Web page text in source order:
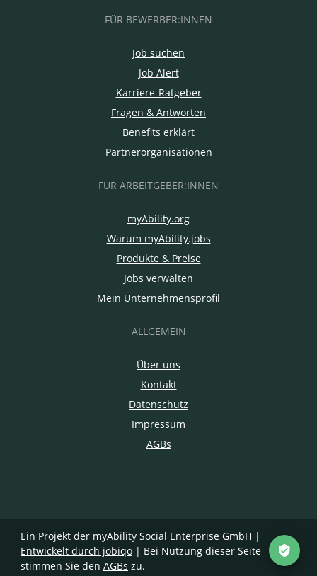
FÜR BEWERBER:INNEN
Job suchen
Job Alert
Karriere-Ratgeber
Fragen & Antworten
Benefits erklärt
Partnerorganisationen
FÜR ARBEITGEBER:INNEN
myAbility.org
Warum myAbility.jobs
Produkte & Preise
Jobs verwalten
Mein Unternehmensprofil
ALLGEMEIN
Über uns
Kontakt
Datenschutz
Impressum
AGBs
Ein Projekt der myAbility Social Enterprise GmbH |
Entwickelt durch jobiqo | Bei Nutzung dieser Seite
stimmen Sie den AGBs zu.